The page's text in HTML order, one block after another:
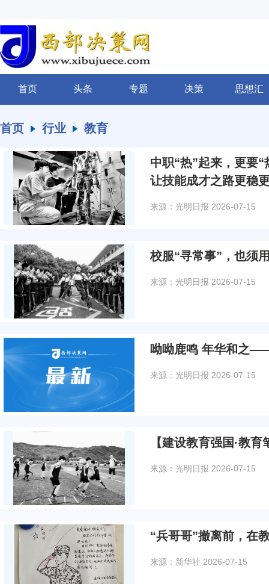
首页 头条 专题 决策 思想汇
首页 行业 教育
中职“热”起来，更要
让技能成才之路更稳
来源：光明日报 2026-07-15
校服“寻常事”，也须
来源：光明日报 2026-07-15
呦呦鹿鸣 年华和之
来源：光明日报 2026-07-15
【建设教育强国·教
来源：光明日报 2026-07-15
“兵哥哥”撤离前，
来源：新华社 2026-07-15